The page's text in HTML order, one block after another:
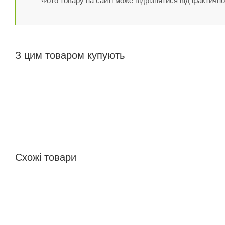
З цим товаром купують
Схожі товари